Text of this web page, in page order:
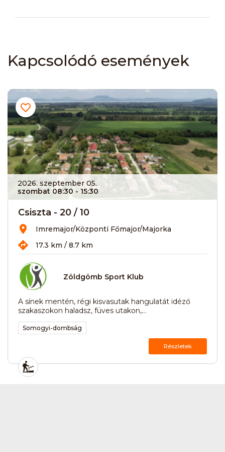
Kapcsolódó események
2026. szeptember 05.
szombat 08:30 - 15:30
Csiszta - 20 / 10
Imremajor/Központi Főmajor/Majorka
17.3 km / 8.7 km
Zöldgömb Sport Klub
A sínek mentén, régi kisvasutak hangulatát idéző
szakaszokon haladsz, füves utakon,...
Somogyi-dombság
Részletek